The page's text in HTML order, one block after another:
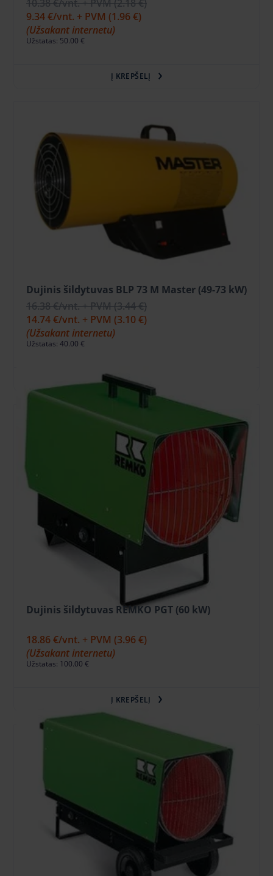
10.38 €/vnt. + PVM(2.18 €)
9.34 €/vnt. + PVM (1.96 €)
(Užsakant internetu)
Užstatas: 50.00 €
Į KREPŠELĮ
Dujinis šildytuvas BLP 73 M Master (49-73 kW)
16.38 €/vnt. + PVM(3.44 €)
14.74 €/vnt. + PVM (3.10 €)
(Užsakant internetu)
Užstatas: 40.00 €
Į KREPŠELĮ
Dujinis šildytuvas REMKO PGT (60 kW)
18.86 €/vnt. + PVM (3.96 €)
(Užsakant internetu)
Užstatas: 100.00 €
Į KREPŠELĮ